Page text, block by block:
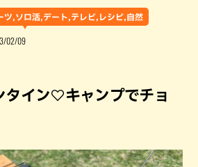
ツ,ソロ活,デート,テレビ,レシピ,自然
02/09
タイン♡キャンプでチョ